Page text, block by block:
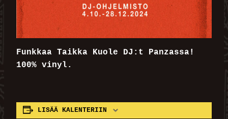
Funkkaa Taikka Kuole DJ:t Panzassa!
100% vinyl.
LISÄÄ KALENTERIIN